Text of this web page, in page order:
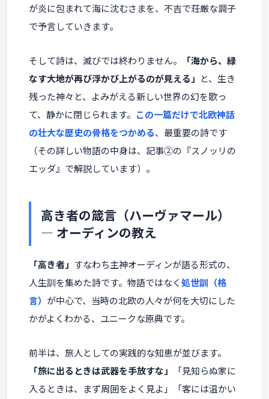
が炎に包まれて海に沈むさまを、不吉で荘厳な調子
で予言していきます。
そして詩は、滅びでは終わりません。
「海から、緑
なす大地が再び浮かび上がるのが見える」 と、生き
残った神々と、よみがえる新しい世界の幻を歌っ
て、静かに閉じられます。 この一篇だけで北欧神話
の壮大な歴史の骨格をつかめる、最重要の詩です
（その詳しい物語の中身は、記事②の『スノッリの
エッダ』で解説しています）。
高き者の箴言（ハーヴァマール）
― オーディンの教え
「高き者」 すなわち主神オーディンが語る形式の、
人生訓を集めた詩です。物語ではなく処世訓（格
言） が中心で、当時の北欧の人々が何を大切にした
かがよくわかる、ユニークな原典です。
前半は、旅人としての実践的な知恵が並びます。
「旅に出るときは武器を手放すな」
「見知らぬ家に
入るときは、まず周囲をよく見よ」「客には温かい